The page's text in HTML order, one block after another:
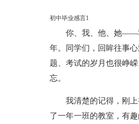
初中毕业感言1
你、我、他、她——
年。同学们，回眸往事
题、考试的岁月也很峥
忘。
我清楚的记得，刚
了一年一班的教室，有